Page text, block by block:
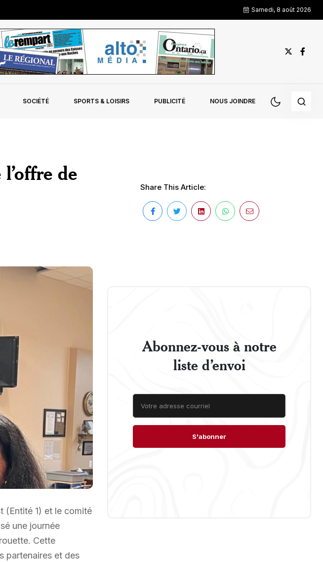
Samedi, 8 août 2026
SOCIÉTÉ SPORTS & LOISIRS PUBLICITÉ NOUS JOINDRE
de
Share This Article:
(Entité 1) et le comité
une journée
Cette
partenaires et des
Abonnez-vous à notre
liste d’envoi